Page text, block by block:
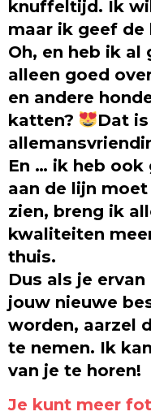
knuffeltijd. Ik
maar ik geef
Oh, en heb ik
alleen goed
en andere
katten?
Dat
En … ik heb ook
aan de lijn
zien, breng ik
kwaliteiten
thuis.
Dus als je
jouw nieuwe
worden, aarzel
te nemen. Ik
van je te horen!
Je kunt meer